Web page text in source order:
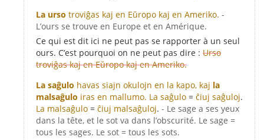
La urso troviĝas kaj en Eŭropo kaj en Ameriko. -
L’ours se trouve en Europe et en Amérique.
Ce qui est dit ici ne peut pas se rapporter à un seul
ours. C’est pourquoi on ne peut pas dire : Urso
troviĝas kaj en Eŭropo kaj en Ameriko.
La saĝulo havas siajn okulojn en la kapo, kaj la
malsaĝulo iras en mallumo. La saĝulo = ĉiuj saĝuloj.
La malsaĝulo = ĉiuj malsaĝuloj. - Le sage a ses yeux
dans la tête, et le sot va dans l’obscurité. Le sage =
tous les sages. Le sot = tous les sots.